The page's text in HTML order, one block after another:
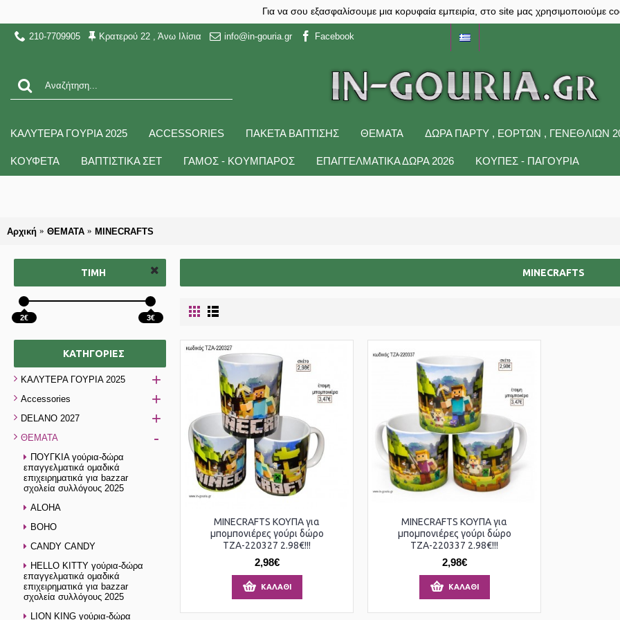
Για να σου εξασφαλίσουμε μια κορυφαία εμπειρία, στο site μας χρησιμοποιούμε
210-7709905 Κρατερού 22 , Άνω Ιλίσια info@in-gouria.gr Facebook
ΚΑΛΥΤΕΡΑ ΓΟΥΡΙΑ 2025 ACCESSORIES ΠΑΚΕΤΑ ΒΑΠΤΙΣΗΣ ΘΕΜΑΤΑ ΔΩΡΑ ΠΆΡΤΥ , ΕΟΡΤΏΝ , ΓΕΝΕΘΛΊΩΝ
ΚΟΥΦΕΤΑ ΒΑΠΤΙΣΤΙΚΑ ΣΕΤ ΓΑΜΟΣ - ΚΟΥΜΠΑΡΟΣ ΕΠΑΓΓΕΛΜΑΤΙΚΑ ΔΩΡΑ 2026 ΚΟΥΠΕΣ - ΠΑΓΟΥΡΙΑ
Αρχική ΘΕΜΑΤΑ MINECRAFTS
ΤΙΜΉ
2€ 3€
ΚΑΤΗΓΟΡΊΕΣ
ΚΑΛΥΤΕΡΑ ΓΟΥΡΙΑ 2025 +
Accessories +
DELANO 2027 +
ΘΕΜΑΤΑ -
ΠΟΥΓΚΙΑ γούρια-δώρα
επαγγελματικά ομαδικά
επιχειρηματικά για bazzar
σχολεία συλλόγους 2025
ALOHA
BOHO
CANDY CANDY
HELLO KITTY γούρια-δώρα
επαγγελματικά ομαδικά
επιχειρηματικά για bazzar
σχολεία συλλόγους 2025
LION KING γούρια-δώρα
MINECRAFTS
MINECRAFTS ΚΟΥΠΑ για
μπομπονιέρες γούρι δώρο
ΤΖΑ-220327 2.98€!!!
2,98€
ΚΑΛΆΘΙ
MINECRAFTS ΚΟΥΠΑ για
μπομπονιέρες γούρι δώρο
ΤΖΑ-220337 2.98€!!!
2,98€
ΚΑΛΆΘΙ